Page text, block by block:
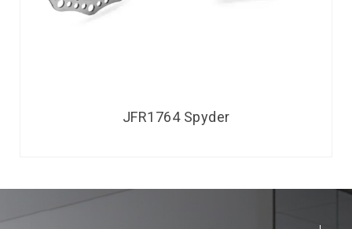
JFR1764 Spyder